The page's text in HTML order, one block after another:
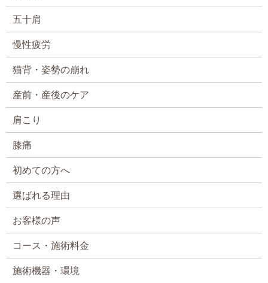
五十肩
慢性疲労
猫背・姿勢の崩れ
産前・産後のケア
肩こり
膝痛
初めての方へ
選ばれる理由
お客様の声
コース・施術料金
施術機器・環境